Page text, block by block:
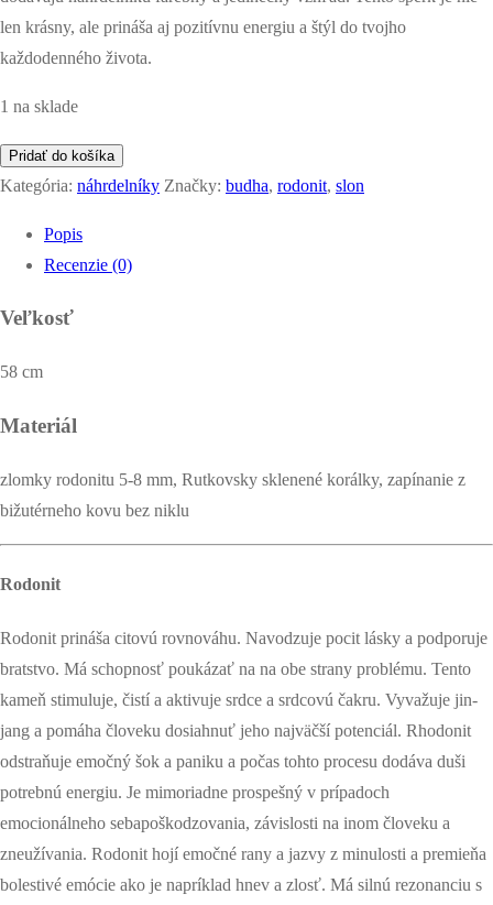
len krásny, ale prináša aj pozitívnu energiu a štýl do tvojho
každodenného života.
1 na sklade
množstvo
náhrdelník
rodonitu
ružový
(limitovaná
Pridať do košíka
Kategória: náhrdelníky Značky: budha, rodonit, slon
Popis
Recenzie (0)
Veľkosť
58 cm
Materiál
zlomky rodonitu 5-8 mm, Rutkovsky sklenené korálky, zapínanie z
bižutérneho kovu bez niklu
Rodonit
Rodonit prináša citovú rovnováhu. Navodzuje pocit lásky a podporuje
bratstvo. Má schopnosť poukázať na na obe strany problému. Tento
kameň stimuluje, čistí a aktivuje srdce a srdcovú čakru. Vyvažuje jin-
jang a pomáha človeku dosiahnuť jeho najväčší potenciál. Rhodonit
odstraňuje emočný šok a paniku a počas tohto procesu dodáva duši
potrebnú energiu. Je mimoriadne prospešný v prípadoch
emocionálneho sebapoškodzovania, závislosti na inom človeku a
zneužívania. Rodonit hojí emočné rany a jazvy z minulosti a premieňa
bolestivé emócie ako je napríklad hnev a zlosť. Má silnú rezonanciu s